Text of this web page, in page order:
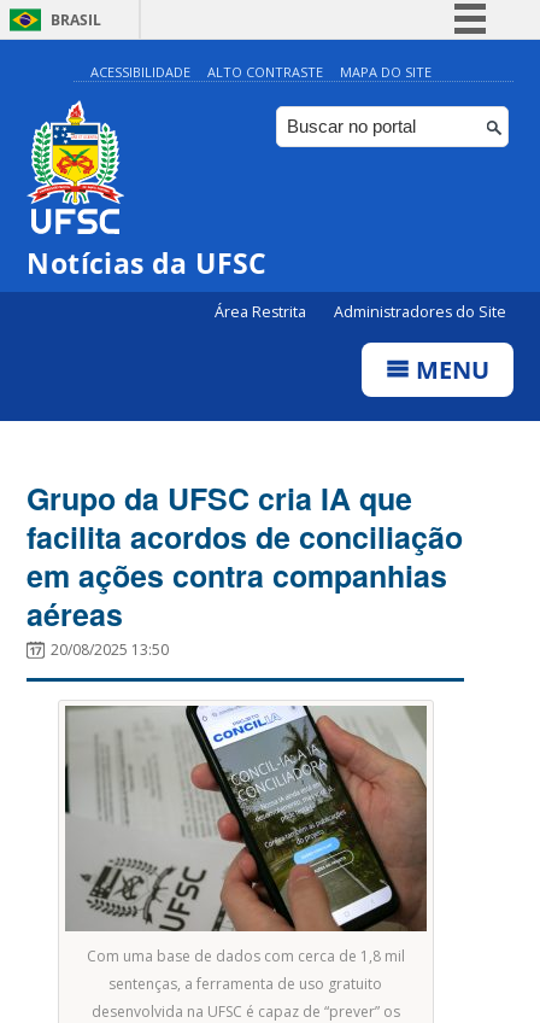
BRASIL
Simplifique!
Comunica BR
Participe
ACESSIBILIDADE ALTO CONTRASTE MAPA DO SITE
Notícias da UFSC
Área Restrita Administradores do Site
MENU
Grupo da UFSC cria IA que
facilita acordos de conciliação
em ações contra companhias
aéreas
20/08/2025 13:50
Com uma base de dados com cerca de 1,8 mil
sentenças, a ferramenta de uso gratuito
desenvolvida na UFSC é capaz de “prever” os